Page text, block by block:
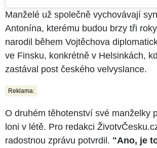
Manželé už společně vychovávají
Antonína, kterému budou brzy tři
narodil během Vojtěchova
ve Finsku, konkrétně v Helsinkách,
zastával post českého velvyslance.
Reklama:
O druhém těhotenství své manželky
loni v létě. Pro redakci
radostnou zprávu potvrdil. "Ano, je